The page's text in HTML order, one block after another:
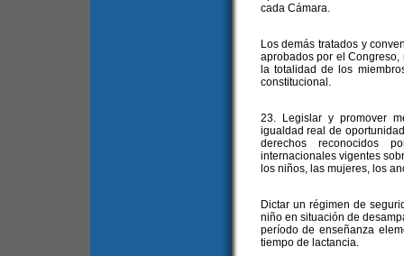
cada Cámara.
Los demás tratados y
aprobados por el
la totalidad de los
constitucional.
23. Legislar y promover
igualdad real de
derechos reconocidos
internacionales vigentes
los niños, las mujeres, los
Dictar un régimen de
niño en situación de
período de enseñanza
tiempo de lactancia.